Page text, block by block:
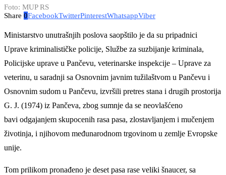
Foto: MUP RS
Share 0FacebookTwitterPinterestWhatsappViber
Ministarstvo unutrašnjih poslova saopštilo je da su pripadnici
Uprave kriminalističke policije, Službe za suzbijanje kriminala,
Policijske uprave u Pančevu, veterinarske inspekcije – Uprave za
veterinu, u saradnji sa Osnovnim javnim tužilaštvom u Pančevu i
Osnovnim sudom u Pančevu, izvršili pretres stana i drugih prostorija
G. J. (1974) iz Pančeva, zbog sumnje da se neovlašćeno
bavi odgajanjem skupocenih rasa pasa, zlostavljanjem i mučenjem
životinja, i njihovom međunarodnom trgovinom u zemlje Evropske
unije.
Tom prilikom pronađeno je deset pasa rase veliki šnaucer, sa